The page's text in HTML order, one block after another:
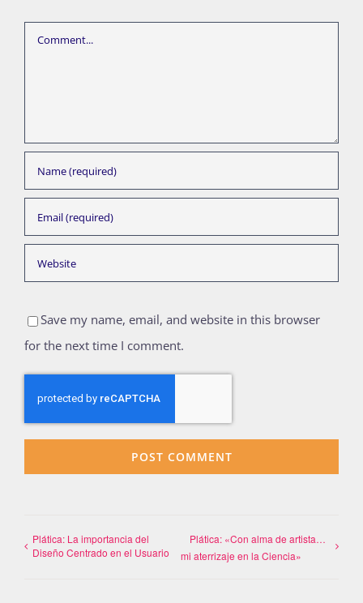
Comment
Save my name, email, and website in this browser
for the next time I comment.
Plática: La importancia del
Diseño Centrado en el Usuario
Plática: «Con alma de artista…
mi aterrizaje en la Ciencia»